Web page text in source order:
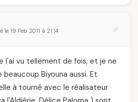
le 19 Feb 2011 à 21:14
l'ai vu tellement de fois, et je ne
beaucoup Biyouna aussi. Et
à tourné avec le réalisateur